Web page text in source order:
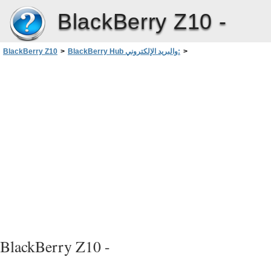
BlackBerry Z10 -
BlackBerry Z10 > BlackBerry Hub والبريد الإلكتروني: >
BlackBerry Z10 -